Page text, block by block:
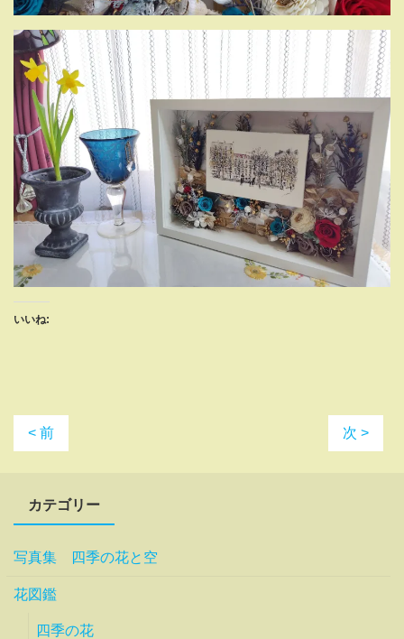
いいね:
< 前 次 >
カテゴリー
写真集 四季の花と空
花図鑑
四季の花